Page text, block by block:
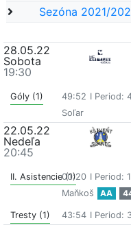
Sezóna 2021/
28.05.22
Sobota
19:30
Góly (1) 49:52 I Period:
Soľar
22.05.22
Nedeľa
20:45
II. Asistencie (1)
00:20 I Period: 1
Maňkoš
AA
Tresty (1) 43:54 I Period: